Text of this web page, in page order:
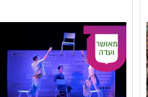
קהל יעד: א - ד
נושאים: חברה ואקטואליה
בישראל ,תשפב ,כיתות א'-
ב' - חירום זום ,כיתות א'-ב' -
חירום ,היסטוריה של עם
ישראל ,חירום זום Zoom
,קבוצות בחברה